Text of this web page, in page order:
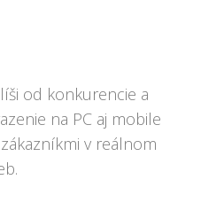
od konkurencie a
na PC aj mobile
v reálnom